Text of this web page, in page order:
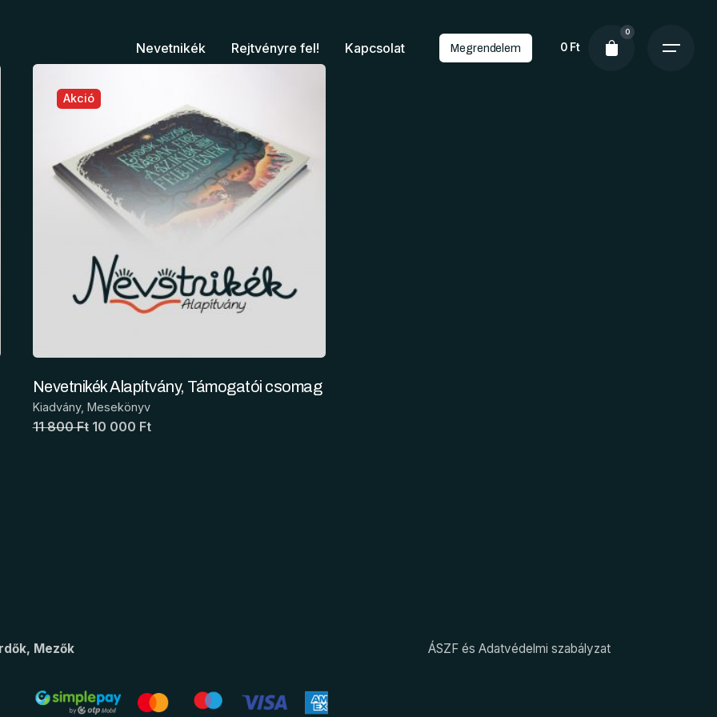
Nevetnikék Rejtvényre fel! Kapcsolat Megrendelem 0 Ft
0
Akció
Nevetnikék Alapítvány, Támogatói csomag
Kiadvány Mesekönyv
11 800 Ft10 000 Ft
Mezők ÁSZF és Adatvédelmi szabályzat